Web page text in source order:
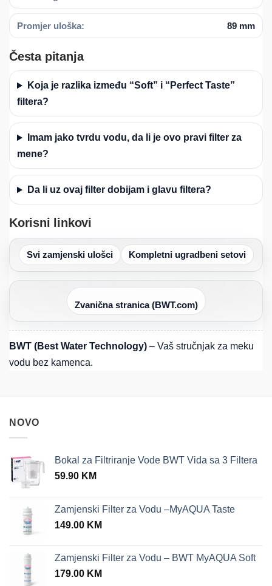
Promjer uloška: 89 mm
Česta pitanja
Koja je razlika između “Soft” i “Perfect Taste”
filtera?
Imam jako tvrdu vodu, da li je ovo pravi filter za
mene?
Da li uz ovaj filter dobijam i glavu filtera?
Korisni linkovi
Svi zamjenski ulošci Kompletni ugradbeni setovi
Zvanična stranica (BWT.com)
BWT (Best Water Technology) – Vaš stručnjak za meku
vodu bez kamenca.
NOVO
Bokal za Filtriranje Vode BWT Vida sa 3 Filtera
59.90 KM
Zamjenski Filter za Vodu –MyAQUA Taste
149.00 KM
Zamjenski Filter za Vodu – BWT MyAQUA Soft
179.00 KM